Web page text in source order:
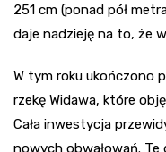
251 cm (ponad pół
daje nadzieję na to, że
W tym roku ukończono
rzekę Widawa, które
Cała inwestycja
nowych obwałowań. Te